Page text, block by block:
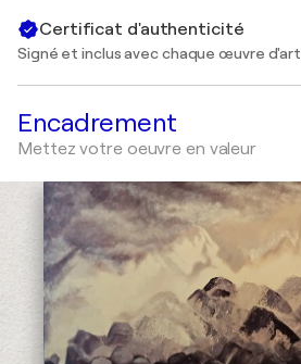
Certificat d'authenticité
Signé et inclus avec chaque œuvre d'art
Encadrement
Mettez votre oeuvre en valeur